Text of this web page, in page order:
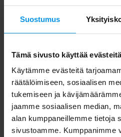
Suostumus
Tämä sivusto käyttää evästeitä
Käytämme evästeitä
räätälöimiseen, sosiaalisen
tukemiseen ja
jaamme sosiaalisen median,
alan kumppaneillemme tietoja
sivustoamme. Kumppanimme
yhteisantennikiinteistössä
saada kanavia näkyviin
antennijärjestelmän
aiemmin käytössä antenni-tv-
Digita tiedottaa
tiedotteen medialle, kun
ja kanavahaun voi tehdä.
Ohjeistus kanavahakuun